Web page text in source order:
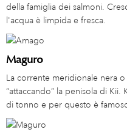
della famiglia dei salmoni.
l'acqua è limpida e fresca.
Maguro
La corrente meridionale nera
“attaccando” la penisola di
di tonno e per questo è